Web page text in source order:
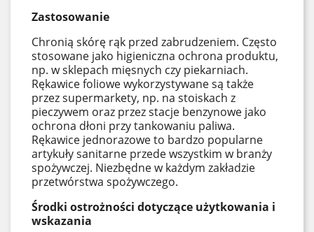
Zastosowanie
Chronią skórę rąk przed zabrudzeniem. Często
stosowane jako higieniczna ochrona produktu,
np. w sklepach mięsnych czy piekarniach.
Rękawice foliowe wykorzystywane są także
przez supermarkety, np. na stoiskach z
pieczywem oraz przez stacje benzynowe jako
ochrona dłoni przy tankowaniu paliwa.
Rękawice jednorazowe to bardzo popularne
artykuły sanitarne przede wszystkim w branży
spożywczej. Niezbędne w każdym zakładzie
przetwórstwa spożywczego.
Środki ostrożności dotyczące użytkowania i
wskazania